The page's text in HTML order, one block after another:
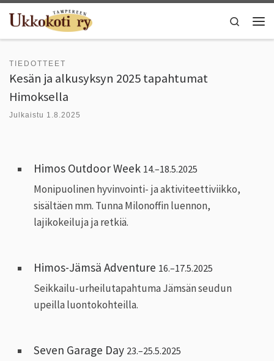
Skip to content
Search
TIEDOTTEET
Kesän ja alkusyksyn 2025 tapahtumat
Himoksella
Julkaistu 1.8.2025
Himos Outdoor Week 14.–18.5.2025
Monipuolinen hyvinvointi- ja aktiviteettiviikko,
sisältäen mm. Tunna Milonoffin luennon,
lajikokeiluja ja retkiä.
Himos-Jämsä Adventure 16.–17.5.2025
Seikkailu-urheilutapahtuma Jämsän seudun
upeilla luontokohteilla.
Seven Garage Day 23.–25.5.2025